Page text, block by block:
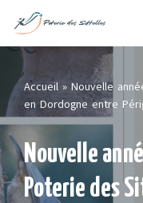
Skip
content
Accueil » Nouvelle
en Dordogne entre
Nouvelle
Poterie des